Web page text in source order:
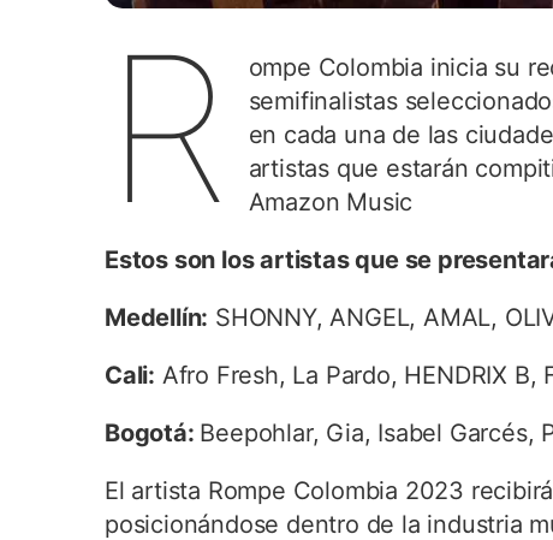
R
ompe Colombia inicia su
semifinalistas
en cada una de las
artistas que estarán
Amazon Music
Estos son los artistas que se
Medellín: SHONNY, ANGEL, AMAL,
Cali: Afro Fresh, La Pardo, HENDRIX
Bogotá: Beepohlar, Gia, Isabel Garcés,
El artista Rompe Colombia 2023
posicionándose dentro de la industria